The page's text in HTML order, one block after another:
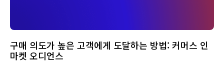
구매 의도가 높은 고객에게 도달하는 방법: 커머스 인
마켓 오디언스